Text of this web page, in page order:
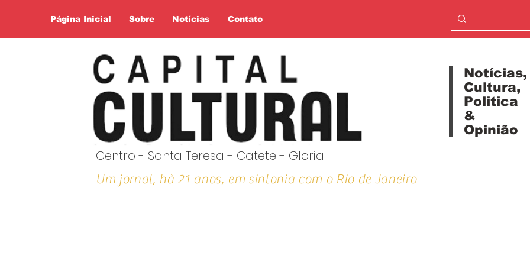
Página Inicial Sobre Notícias Contato
Centro - Santa Teresa - Catete - Gloria
Notícias,
Cultura,
Politica
&
Opinião
Um jornal, hà 21 anos, em sintonia com o Rio de Janeiro